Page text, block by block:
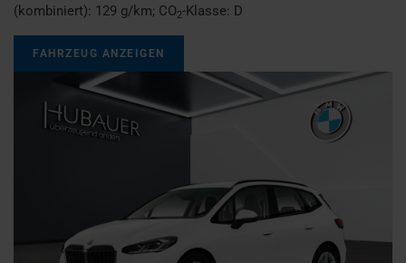
(kombiniert): 129 g/km; CO2-Klasse: D
FAHRZEUG ANZEIGEN